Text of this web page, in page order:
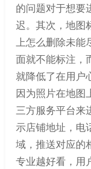
的问题对于想要
迟。其次，地图
上怎么删除未能
面就不能标注，
就降低了在用户
因为照片在地图
三方服务平台来
示店铺地址，电
域，推送对应的
专业越好看，用